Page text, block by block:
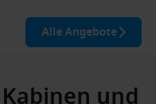
Alle Angebote
Kabinen und